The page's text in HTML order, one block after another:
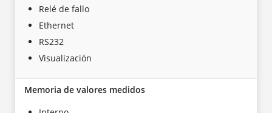
Relé de fallo
Ethernet
RS232
Visualización
Memoria de valores medidos